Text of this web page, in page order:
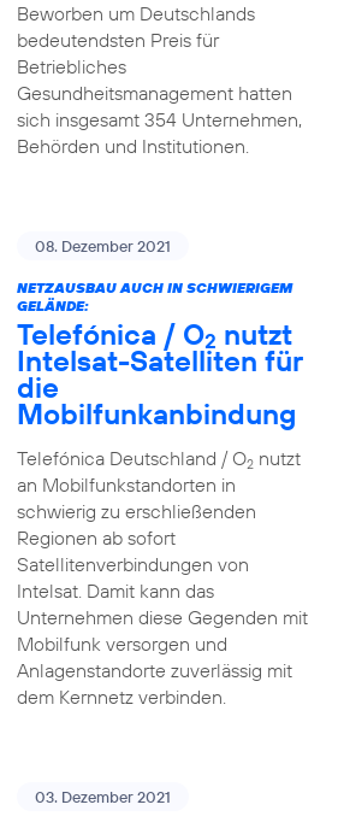
Beworben um Deutschlands
bedeutendsten Preis für
Betriebliches
Gesundheitsmanagement hatten
sich insgesamt 354 Unternehmen,
Behörden und Institutionen.
08. Dezember 2021
NETZAUSBAU AUCH IN SCHWIERIGEM
GELÄNDE:
Telefónica / O2 nutzt
Intelsat-Satelliten für
die
Mobilfunkanbindung
Telefónica Deutschland / O2nutzt
an Mobilfunkstandorten in
schwierig zu erschließenden
Regionen ab sofort
Satellitenverbindungen von
Intelsat. Damit kann das
Unternehmen diese Gegenden mit
Mobilfunk versorgen und
Anlagenstandorte zuverlässig mit
dem Kernnetz verbinden.
03. Dezember 2021